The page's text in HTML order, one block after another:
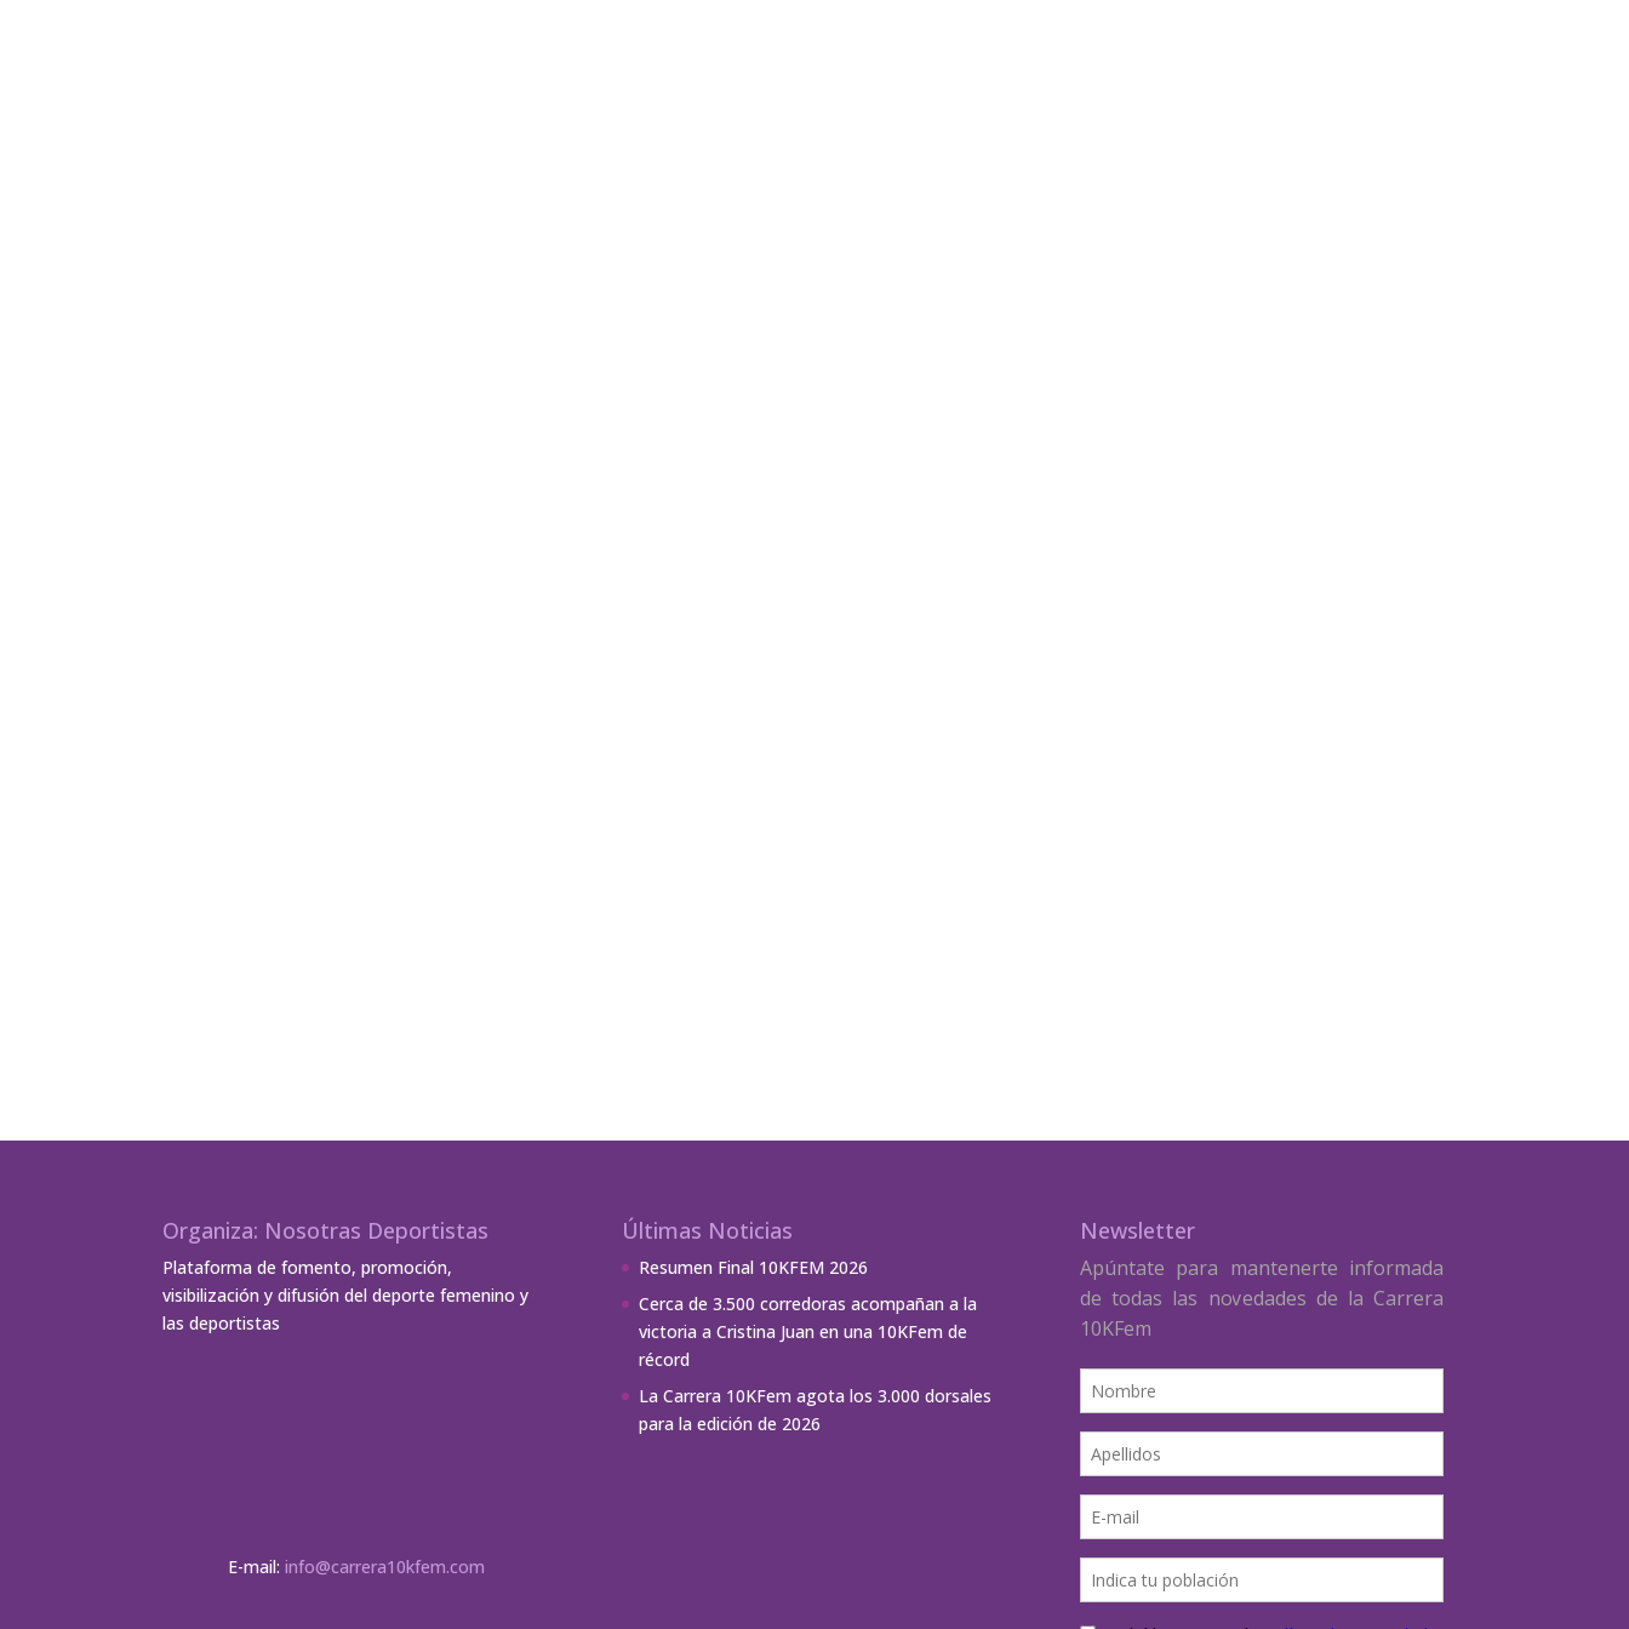
Organiza: Nosotras Deportistas
Plataforma de fomento, promoción,
visibilización y difusión del deporte femenino y
las deportistas
E-mail: info@carrera10kfem.com
Últimas Noticias
Resumen Final 10KFEM 2026
Cerca de 3.500 corredoras acompañan a la
victoria a Cristina Juan en una 10KFem de
récord
La Carrera 10KFem agota los 3.000 dorsales
para la edición de 2026
Newsletter